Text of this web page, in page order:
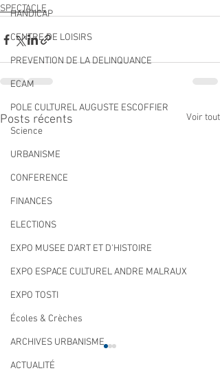
HANDICAP
CENTRE DE LOISIRS
PREVENTION DE LA DELINQUANCE
ECAM
POLE CULTUREL AUGUSTE ESCOFFIER
Science
URBANISME
CONFERENCE
FINANCES
ELECTIONS
EXPO MUSEE D'ART ET D'HISTOIRE
EXPO ESPACE CULTUREL ANDRE MALRAUX
EXPO TOSTI
Écoles & Crèches
ARCHIVES URBANISME
ACTUALITÉ
SPECTACLE
Posts récents Voir tout